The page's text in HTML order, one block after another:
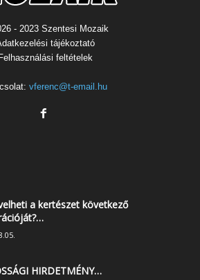
- 2023 Szentesi Mozaik
tájékoztató
Felhasználási feltételek
vferenc@t-email.hu
a kertészet következő
HIRDETMÉNY…